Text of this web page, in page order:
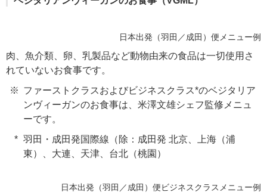
日本出発（羽田／成田）便メニュー例
肉、魚介類、卵、乳製品など動物由来の食品は一切使用さ
れていないお食事です。
ファーストクラスおよびビジネスクラス*のベジタリア
ンヴィーガンのお食事は、米澤文雄シェフ監修メニュ
ーです。
羽田・成田発国際線（除：成田発 北京、上海（浦
東）、大連、天津、台北（桃園）
日本出発（羽田／成田）便ビジネスクラスメニュー例